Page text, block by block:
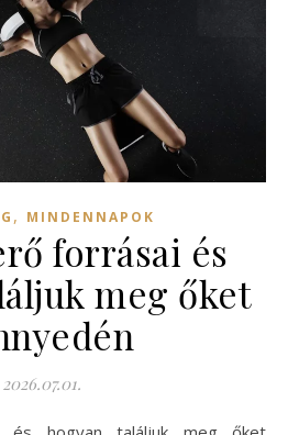
, MINDENNAPOK
forrásai és
meg őket
2026.07.01.